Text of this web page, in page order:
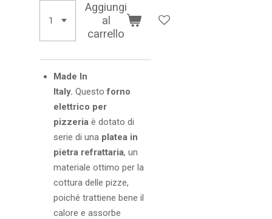
Aggiungi
al
carrello
Made In
Italy. Questoforno
elettrico per
pizzeriaè dotato di
serie di una platea in
pietra refrattaria, un
materiale ottimo per la
cottura delle pizze,
poiché trattiene bene il
calore e assorbe